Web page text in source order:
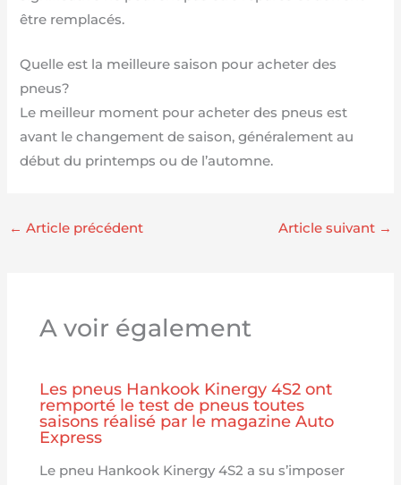
être remplacés.
Quelle est la meilleure saison pour acheter des
pneus?
Le meilleur moment pour acheter des pneus est
avant le changement de saison, généralement au
début du printemps ou de l’automne.
← Article précédent Article suivant →
A voir également
Les pneus Hankook Kinergy 4S2 ont
remporté le test de pneus toutes
saisons réalisé par le magazine Auto
Express
Le pneu Hankook Kinergy 4S2 a su s’imposer